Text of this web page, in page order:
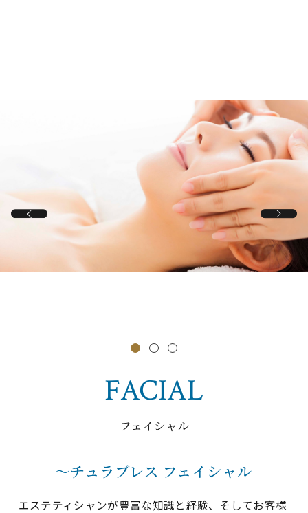
フェイシャル
FACIAL
～チュラブレス フェイシャル
エステティシャンが豊富な知識と経験、そしてお客様